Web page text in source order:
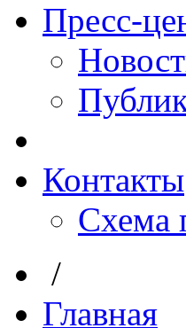
Пресс-
Контакты
Схема
/
Главная